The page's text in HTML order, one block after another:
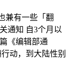
兼有一些「翻
通知 自3个月以
《编辑部通
动，到大陆性别